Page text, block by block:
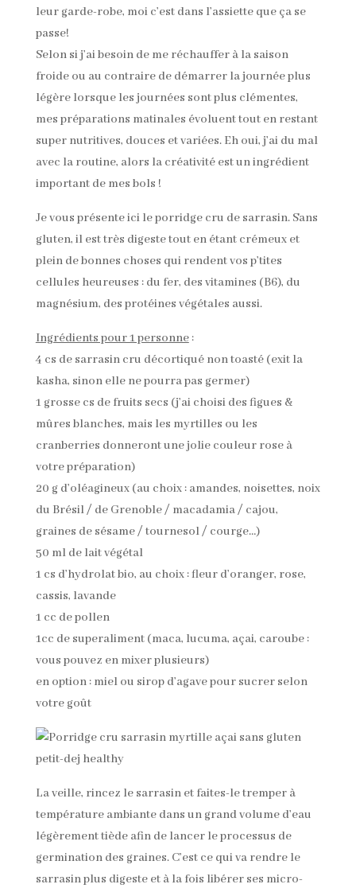
leur garde-robe, moi c’est dans l’assiette que ça se
passe!
Selon si j’ai besoin de me réchauffer à la saison
froide ou au contraire de démarrer la journée plus
légère lorsque les journées sont plus clémentes,
mes préparations matinales évoluent tout en restant
super nutritives, douces et variées. Eh oui, j’ai du mal
avec la routine, alors la créativité est un ingrédient
important de mes bols !
Je vous présente ici le porridge cru de sarrasin. Sans
gluten, il est très digeste tout en étant crémeux et
plein de bonnes choses qui rendent vos p’tites
cellules heureuses : du fer, des vitamines (B6), du
magnésium, des protéines végétales aussi.
Ingrédients pour 1 personne:
4 cs de sarrasin cru décortiqué non toasté (exit la
kasha, sinon elle ne pourra pas germer)
1 grosse cs de fruits secs (j’ai choisi des figues &
mûres blanches, mais les myrtilles ou les
cranberries donneront une jolie couleur rose à
votre préparation)
20 g d’oléagineux (au choix : amandes, noisettes, noix
du Brésil / de Grenoble / macadamia / cajou,
graines de sésame / tournesol / courge…)
50 ml de lait végétal
1 cs d’hydrolat bio, au choix : fleur d’oranger, rose,
cassis, lavande
1 cc de pollen
1cc de superaliment (maca, lucuma, açai, caroube :
vous pouvez en mixer plusieurs)
en option : miel ou sirop d’agave pour sucrer selon
votre goût
La veille, rincez le sarrasin et faites-le tremper à
température ambiante dans un grand volume d’eau
légèrement tiède afin de lancer le processus de
germination des graines. C’est ce qui va rendre le
sarrasin plus digeste et à la fois libérer ses micro-